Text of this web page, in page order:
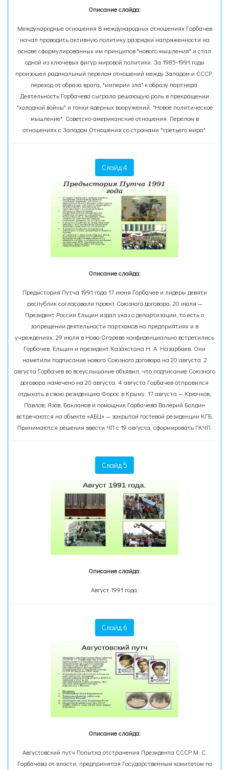
Описание слайда:
Международные отношения В международных отношениях Горбачев
начал проводить активную политику разрядки напряженности на
основе сформулированных им принципов "нового мышления" и стал
одной из ключевых фигур мировой политики. За 1985-1991 годы
произошел радикальный перелом отношений между Западом и СССР,
переход от образа врага, "империи зла" к образу партнера.
Деятельность Горбачева сыграла решающую роль в прекращении
"холодной войны" и гонки ядерных вооружений. "Новое политическое
мышление". Советско-американские отношения. Перелом в
отношениях с Западом Отношения со странами "третьего мира".
Слайд 4
Описание слайда:
Предыстория Путча 1991 года 17 июня Горбачев и лидеры девяти
республик согласовали проект Союзного договора. 20 июля —
Президент России Ельцин издал указ о департизации, то есть о
запрещении деятельности парткомов на предприятиях и в
учреждениях. 29 июля в Ново-Огареве конфиденциально встретились
Горбачев, Ельцин и президент Казахстана Н. А. Назарбаев. Они
наметили подписание нового Союзного договора на 20 августа. 2
августа Горбачев во всеуслышание объявил, что подписание Союзного
договора намечено на 20 августа. 4 августа Горбачев отправился
отдыхать в свою резиденцию Форос в Крыму. 17 августа — Крючков,
Павлов, Язов, Бакланов и помощник Горбачева Валерий Болдин
встречаются на объекте «АБЦ» — закрытой гостевой резиденции КГБ.
Принимаются решения ввести ЧП с 19 августа, сформировать ГКЧП.
Слайд 5
Описание слайда:
Август 1991 года.
Слайд 6
Описание слайда:
Августовский путч Попытка отстранения Президента СССР М. С.
Горбачёва от власти, предпринятая Государственным комитетом по